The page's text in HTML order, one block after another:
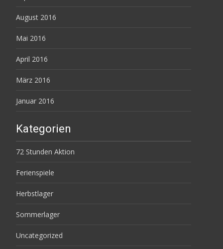
August 2016
Mai 2016
April 2016
März 2016
Januar 2016
Kategorien
72 Stunden Aktion
Ferienspiele
Herbstlager
Sommerlager
Uncategorized